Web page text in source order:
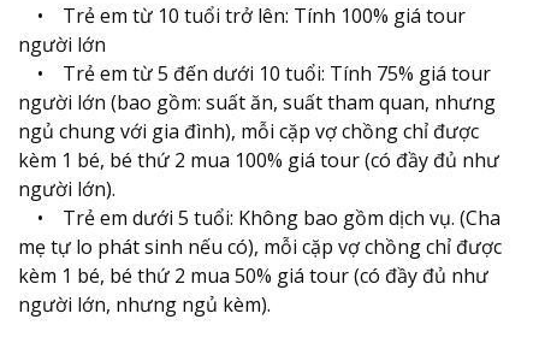
• Trẻ em từ 10 tuổi trở lên: Tính 100% giá tour
người lớn
• Trẻ em từ 5 đến dưới 10 tuổi: Tính 75% giá tour
người lớn (bao gồm: suất ăn, suất tham quan, nhưng
ngủ chung với gia đình), mỗi cặp vợ chồng chỉ được
kèm 1 bé, bé thứ 2 mua 100% giá tour (có đầy đủ như
người lớn).
• Trẻ em dưới 5 tuổi: Không bao gồm dịch vụ. (Cha
mẹ tự lo phát sinh nếu có), mỗi cặp vợ chồng chỉ được
kèm 1 bé, bé thứ 2 mua 50% giá tour (có đầy đủ như
người lớn, nhưng ngủ kèm).